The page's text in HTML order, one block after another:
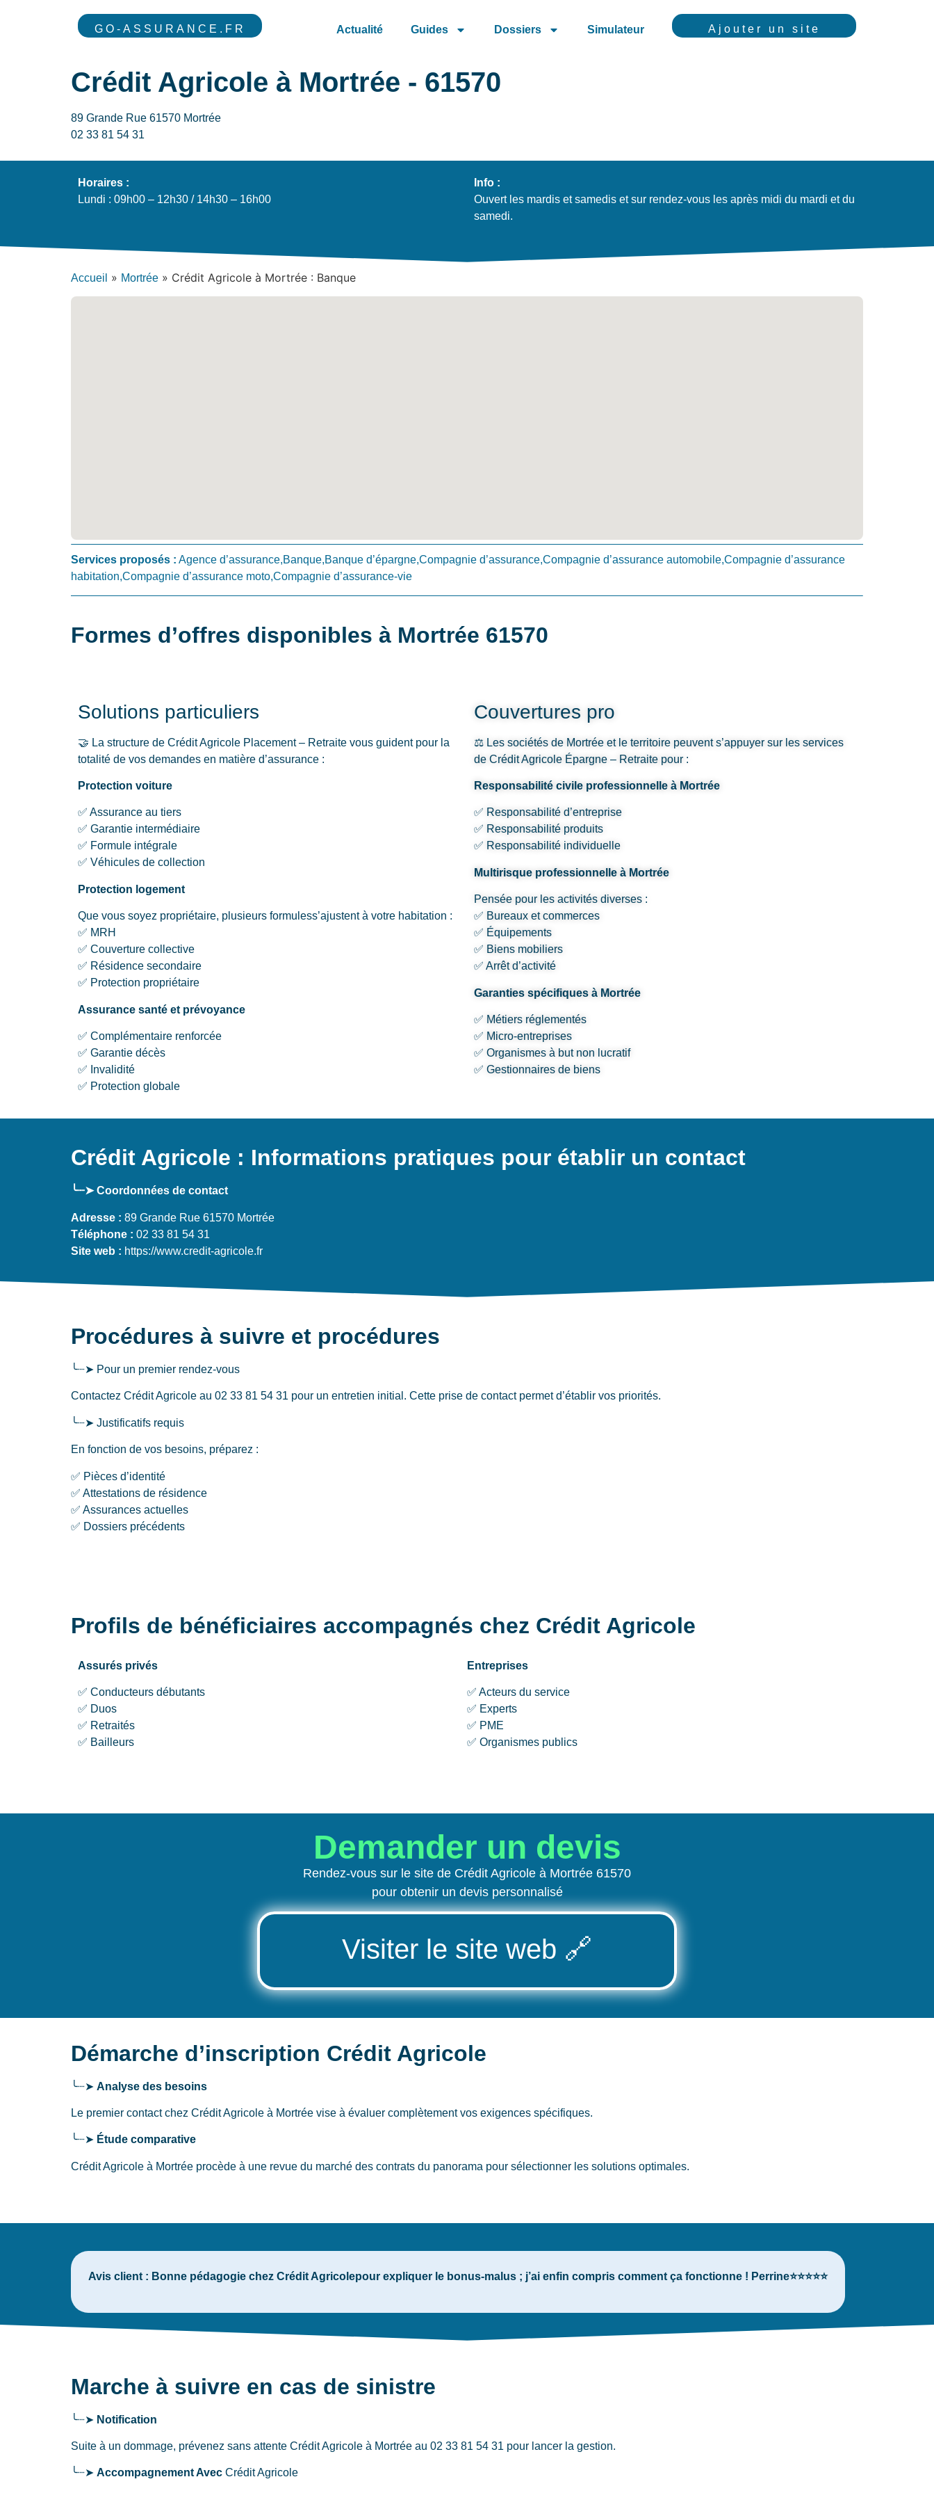
GO-ASSURANCE.FR Actualité Guides Dossiers Simulateur Ajouter un site
Crédit Agricole à Mortrée - 61570
89 Grande Rue 61570 Mortrée
02 33 81 54 31
Horaires :
Lundi : 09h00 – 12h30 / 14h30 – 16h00
Info :
Ouvert les mardis et samedis et sur rendez-vous les après midi du mardi et du
samedi.
Accueil » Mortrée » Crédit Agricole à Mortrée : Banque
Services proposés : Agence d’assurance,Banque,Banque d’épargne,Compagnie d’assurance,Compagnie d’assurance automobile,Compagnie d’assurance
habitation,Compagnie d’assurance moto,Compagnie d’assurance-vie
Formes d’offres disponibles à Mortrée 61570
Solutions particuliers
🤝 La structure de Crédit Agricole Placement – Retraite vous guident pour la
totalité de vos demandes en matière d’assurance :
Protection voiture
✅ Assurance au tiers
✅ Garantie intermédiaire
✅ Formule intégrale
✅ Véhicules de collection
Protection logement
Que vous soyez propriétaire, plusieurs formuless’ajustent à votre habitation :
✅ MRH
✅ Couverture collective
✅ Résidence secondaire
✅ Protection propriétaire
Assurance santé et prévoyance
✅ Complémentaire renforcée
✅ Garantie décès
✅ Invalidité
✅ Protection globale
Couvertures pro
⚖️ Les sociétés de Mortrée et le territoire peuvent s’appuyer sur les services
de Crédit Agricole Épargne – Retraite pour :
Responsabilité civile professionnelle à Mortrée
✅ Responsabilité d’entreprise
✅ Responsabilité produits
✅ Responsabilité individuelle
Multirisque professionnelle à Mortrée
Pensée pour les activités diverses :
✅ Bureaux et commerces
✅ Équipements
✅ Biens mobiliers
✅ Arrêt d’activité
Garanties spécifiques à Mortrée
✅ Métiers réglementés
✅ Micro-entreprises
✅ Organismes à but non lucratif
✅ Gestionnaires de biens
Crédit Agricole : Informations pratiques pour établir un contact
╰┈➤ Coordonnées de contact
Adresse : 89 Grande Rue 61570 Mortrée
Téléphone : 02 33 81 54 31
Site web : https://www.credit-agricole.fr
Procédures à suivre et procédures
╰┈➤ Pour un premier rendez-vous
Contactez Crédit Agricole au 02 33 81 54 31 pour un entretien initial. Cette prise de contact permet d’établir vos priorités.
╰┈➤ Justificatifs requis
En fonction de vos besoins, préparez :
✅ Pièces d’identité
✅ Attestations de résidence
✅ Assurances actuelles
✅ Dossiers précédents
Profils de bénéficiaires accompagnés chez Crédit Agricole
Assurés privés
✅ Conducteurs débutants
✅ Duos
✅ Retraités
✅ Bailleurs
Entreprises
✅ Acteurs du service
✅ Experts
✅ PME
✅ Organismes publics
Demander un devis
Rendez-vous sur le site de Crédit Agricole à Mortrée 61570
pour obtenir un devis personnalisé
Visiter le site web 🔗
Démarche d’inscription Crédit Agricole
╰┈➤ Analyse des besoins
Le premier contact chez Crédit Agricole à Mortrée vise à évaluer complètement vos exigences spécifiques.
╰┈➤ Étude comparative
Crédit Agricole à Mortrée procède à une revue du marché des contrats du panorama pour sélectionner les solutions optimales.
Avis client : Bonne pédagogie chez Crédit Agricolepour expliquer le bonus-malus ; j’ai enfin compris comment ça fonctionne ! Perrine⭐⭐⭐⭐⭐
Marche à suivre en cas de sinistre
╰┈➤ Notification
Suite à un dommage, prévenez sans attente Crédit Agricole à Mortrée au 02 33 81 54 31 pour lancer la gestion.
╰┈➤ Accompagnement Avec Crédit Agricole